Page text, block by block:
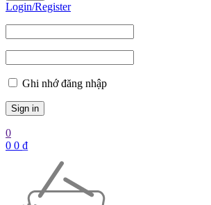
Login/Register
Ghi nhớ đăng nhập
0
0 0 ₫